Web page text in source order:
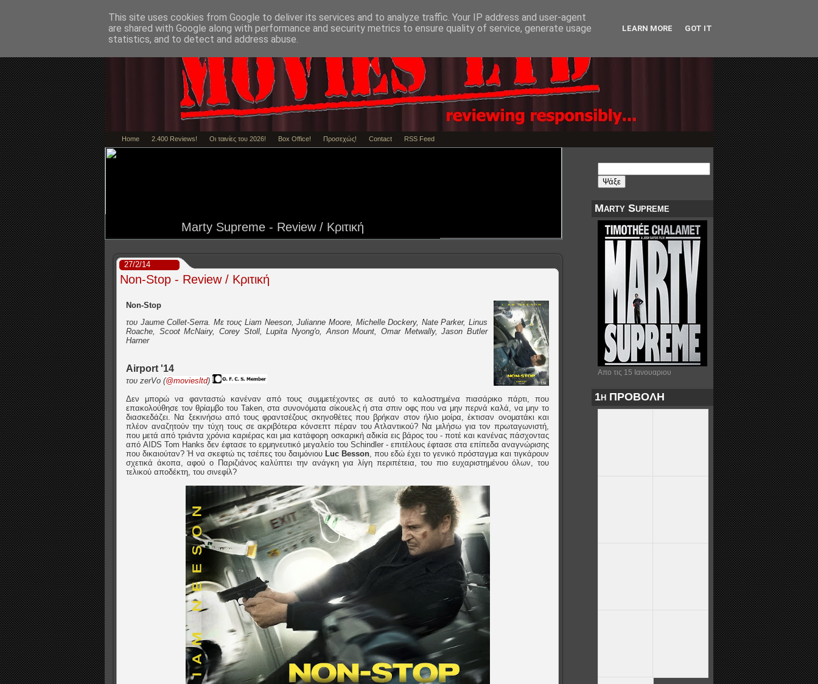
Home 2.400 Reviews! Οι ταινίες του 2026! Box Office! Προσεχώς! Contact RSS Feed
27/2/14
Non-Stop - Review / Κριτική
Non-Stop
του Jaume Collet-Serra. Με τους Liam Neeson, Julianne Moore, Michelle Dockery, Nate Parker, Linus
Roache, Scoot McNairy, Corey Stoll, Lupita Nyong'o, Anson Mount, Omar Metwally, Jason Butler
Harner
Airport '14
του zerVo (@moviesltd)
Δεν μπορώ να φανταστώ κανέναν από τους συμμετέχοντες σε αυτό το καλοστημένα πιασάρικο πάρτι, που
επακολούθησε τον θρίαμβο του Taken, στα συνονόματα σίκουελς ή στα σπιν οφς που να μην περνά καλά, να μην το
διασκεδάζει. Να ξεκινήσω από τους φραντσέζους σκηνοθέτες που βρήκαν στον ήλιο μοίρα, έκτισαν ονοματάκι και
πλέον αναζητούν την τύχη τους σε ακριβότερα κόνσεπτ πέραν του Ατλαντικού? Να μιλήσω για τον πρωταγωνιστή,
που μετά από τριάντα χρόνια καριέρας και μια κατάφορη οσκαρική αδικία εις βάρος του - ποτέ και κανένας πάσχοντας
από AIDS Tom Hanks δεν έφτασε το ερμηνευτικό μεγαλείο του Schindler - επιτέλους έφτασε στα επίπεδα αναγνώρισης
που δικαιούταν? Ή να σκεφτώ τις τσέπες του δαιμόνιου Luc Besson, που εδώ έχει το γενικό πρόσταγμα και τιγκάρουν
σχετικά άκοπα, αφού ο Παριζιάνος καλύπτει την ανάγκη για λίγη περιπέτεια, του πιο ευχαριστημένου όλων, του
τελικού αποδέκτη, του σινεφίλ?
Marty Supreme
Απο τις 15 Ιανουαριου
1η ΠΡΟΒΟΛΗ
This site uses cookies from Google to deliver its services and to analyze traffic. Your IP address and user-agent
are shared with Google along with performance and security metrics to ensure quality of service, generate usage
statistics, and to detect and address abuse.
LEARN MORE GOT IT